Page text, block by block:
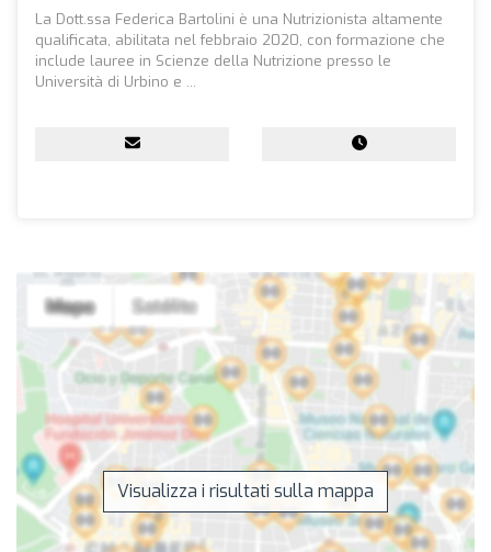
La Dott.ssa Federica Bartolini è una Nutrizionista altamente
qualificata, abilitata nel febbraio 2020, con formazione che
include lauree in Scienze della Nutrizione presso le
Università di Urbino e ...
Visualizza i risultati sulla mappa